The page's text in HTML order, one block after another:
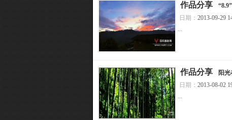
作品分享
日期： 2013-09-29
...
作品分享
阳
日期： 2013-08-02
...